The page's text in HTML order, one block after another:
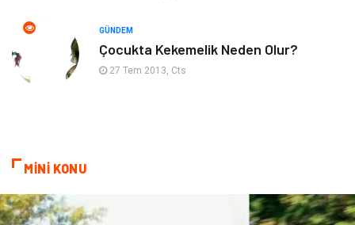
Kanser GÜNDEM
Çocukta Kekemelik Neden Olur?
27 Tem 2013, Cts
MİNİ KONU